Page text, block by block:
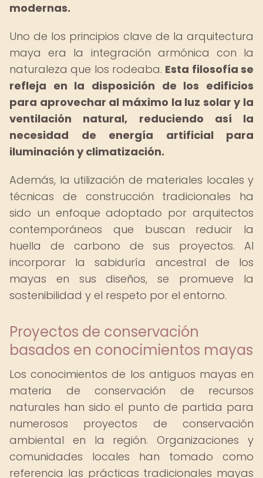
modernas.
Uno de los principios clave de la arquitectura
maya era la integración armónica con la
naturaleza que los rodeaba. Esta filosofía se
refleja en la disposición de los edificios
para aprovechar al máximo la luz solar y la
ventilación natural, reduciendo así la
necesidad de energía artificial para
iluminación y climatización.
Además, la utilización de materiales locales y
técnicas de construcción tradicionales ha
sido un enfoque adoptado por arquitectos
contemporáneos que buscan reducir la
huella de carbono de sus proyectos. Al
incorporar la sabiduría ancestral de los
mayas en sus diseños, se promueve la
sostenibilidad y el respeto por el entorno.
Proyectos de conservación
basados en conocimientos mayas
Los conocimientos de los antiguos mayas en
materia de conservación de recursos
naturales han sido el punto de partida para
numerosos proyectos de conservación
ambiental en la región. Organizaciones y
comunidades locales han tomado como
referencia las prácticas tradicionales mayas